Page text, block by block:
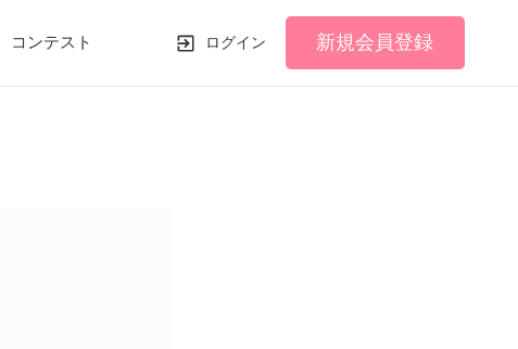
コンテスト ログイン 新規会員登録